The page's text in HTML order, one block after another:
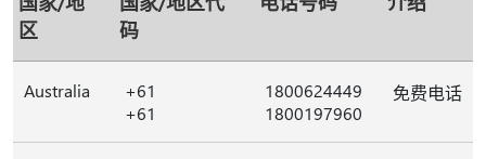
区
码
Australia
+61
+61
1800624449
1800197960
免费电话